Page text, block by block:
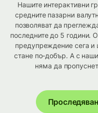
Нашите интерактивни
средните пазарни
позволяват да
последните до 5 години.
предупреждение сега
стане по-добър. А с
няма да